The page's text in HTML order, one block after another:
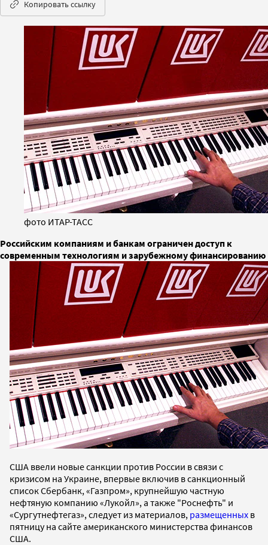
Копировать ссылку
фото ИТАР-ТАСС
Российским компаниям и банкам ограничен доступ к
современным технологиям и зарубежному финансированию
США ввели новые санкции против России в связи с
кризисом на Украине, впервые включив в санкционный
список Сбербанк, «Газпром», крупнейшую частную
нефтяную компанию «Лукойл», а также "Роснефть" и
«Сургутнефтегаз», следует из материалов, размещенных в
пятницу на сайте американского министерства финансов
США.